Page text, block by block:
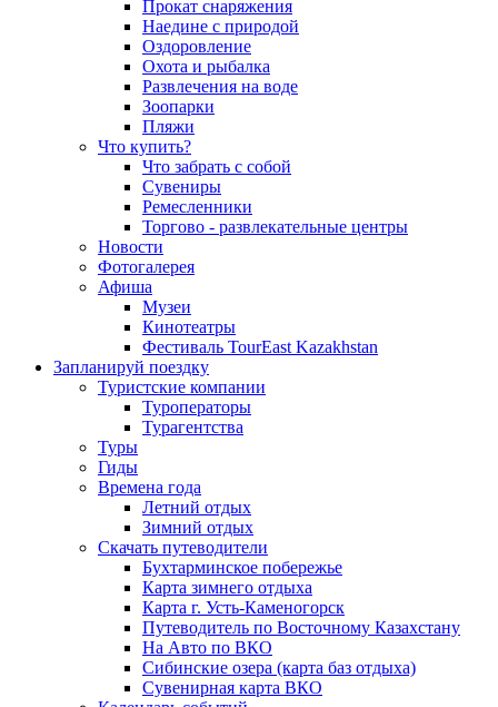
Прокат снаряжения
Наедине с природой
Оздоровление
Охота и рыбалка
Развлечения на воде
Зоопарки
Пляжи
Что купить?
Что забрать с собой
Сувениры
Ремесленники
Торгово - развлекательные центры
Новости
Фотогалерея
Афиша
Музеи
Кинотеатры
Фестиваль TourEast Kazakhstan
Запланируй поездку
Туристские компании
Туроператоры
Турагентства
Туры
Гиды
Времена года
Летний отдых
Зимний отдых
Скачать путеводители
Бухтарминское побережье
Карта зимнего отдыха
Карта г. Усть-Каменогорск
Путеводитель по Восточному Казахстану
На Авто по ВКО
Сибинские озера (карта баз отдыха)
Сувенирная карта ВКО